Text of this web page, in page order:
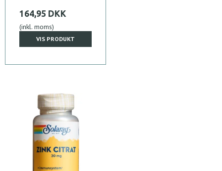
164,95 DKK
(inkl. moms)
VIS PRODUKT